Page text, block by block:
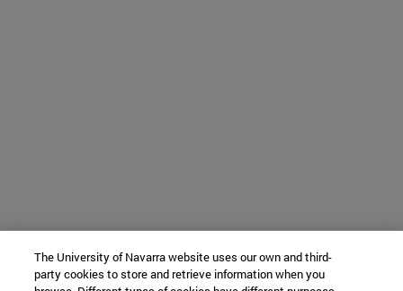
The University of Navarra website uses our own and third-
party cookies to store and retrieve information when you